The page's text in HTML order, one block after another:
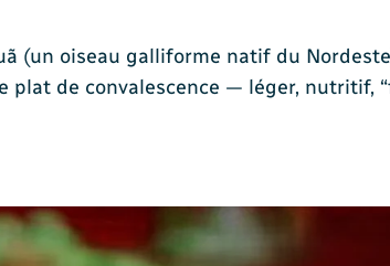
(un oiseau galliforme natif du
plat de convalescence — léger, nutritif,